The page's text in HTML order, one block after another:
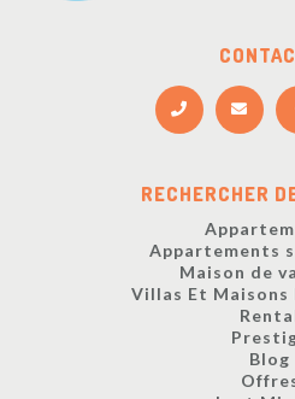
RECHERCHER
Appartements
Maison de
Villas Et Maisons
Blog